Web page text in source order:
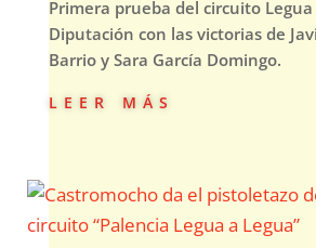
Primera prueba del circuito Legua
Diputación con las victorias de
Barrio y Sara García Domingo.
leer más